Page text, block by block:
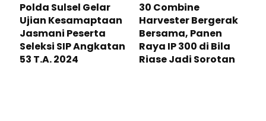
Polda Sulsel Gelar
Ujian Kesamaptaan
Jasmani Peserta
Seleksi SIP Angkatan
53 T.A. 2024
30 Combine
Harvester Bergerak
Bersama, Panen
Raya IP 300 di Bila
Riase Jadi Sorotan